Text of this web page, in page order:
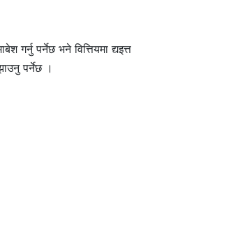
पर्नेछ भने वित्तियमा द्यइत्त
पर्नेछ ।